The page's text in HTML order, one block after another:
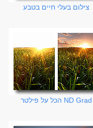
צילום בעלי חיים בטבע
ND Grad הכל על פילטר